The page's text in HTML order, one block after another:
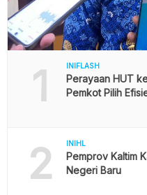
1 INIFLASH
Perayaan HUT
Pemkot Pilih
2 INIHL
Pemprov Kaltim
Negeri Baru